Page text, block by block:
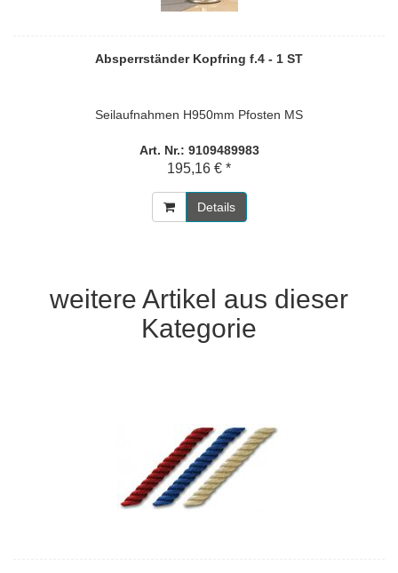
Absperrständer Kopfring f.4 - 1 ST
Seilaufnahmen H950mm Pfosten MS
Art. Nr.: 9109489983
195,16 € *
Details
weitere Artikel aus dieser
Kategorie